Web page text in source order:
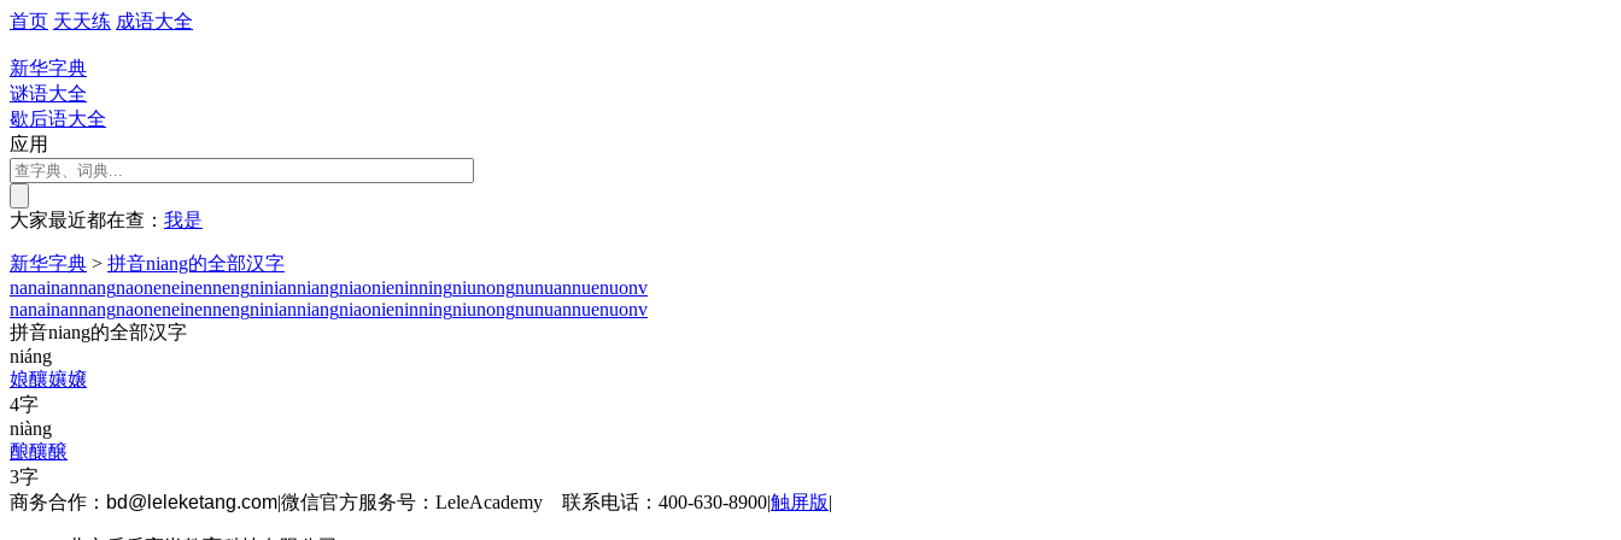
首页 天天练 成语大全
新华字典
谜语大全
歇后语大全
应用
大家最近都在查： 我是
新华字典 > 拼音niang的全部汉字
nanainannangnaoneneinennengninianniangniaonieninningniunongnunuannuenuonv
nanainannangnaoneneinennengninianniangniaonieninningniunongnunuannuenuonv
拼音niang的全部汉字
niáng
娘釀孃嬢
4字
niàng
酿釀醸
3字
商务合作： bd@leleketang.com|微信官方服务号：LeleAcademy 联系电话：400-630-8900|触屏版|